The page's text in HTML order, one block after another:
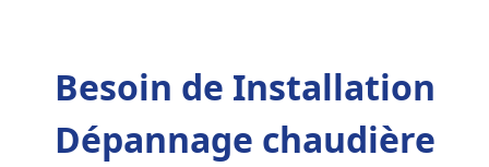
Besoin de Installation
Dépannage chaudière